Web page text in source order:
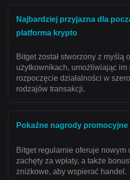
Najbardziej przyjazna dla
platforma krypto
Bitget został stworzony z myślą
użytkownikach, umożliwiając im
rozpoczęcie działalności w
rodzajów transakcji.
Pokaźne nagrody promocyjne
Bitget regularnie oferuje nowym
zachęty za wpłaty, a także
zniżkowe, aby wspierać handel.